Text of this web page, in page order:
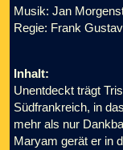
Musik: Jan
Regie: Frank
Inhalt:
Unentdeckt trägt
Südfrankreich, in
mehr als nur
Maryam gerät er in